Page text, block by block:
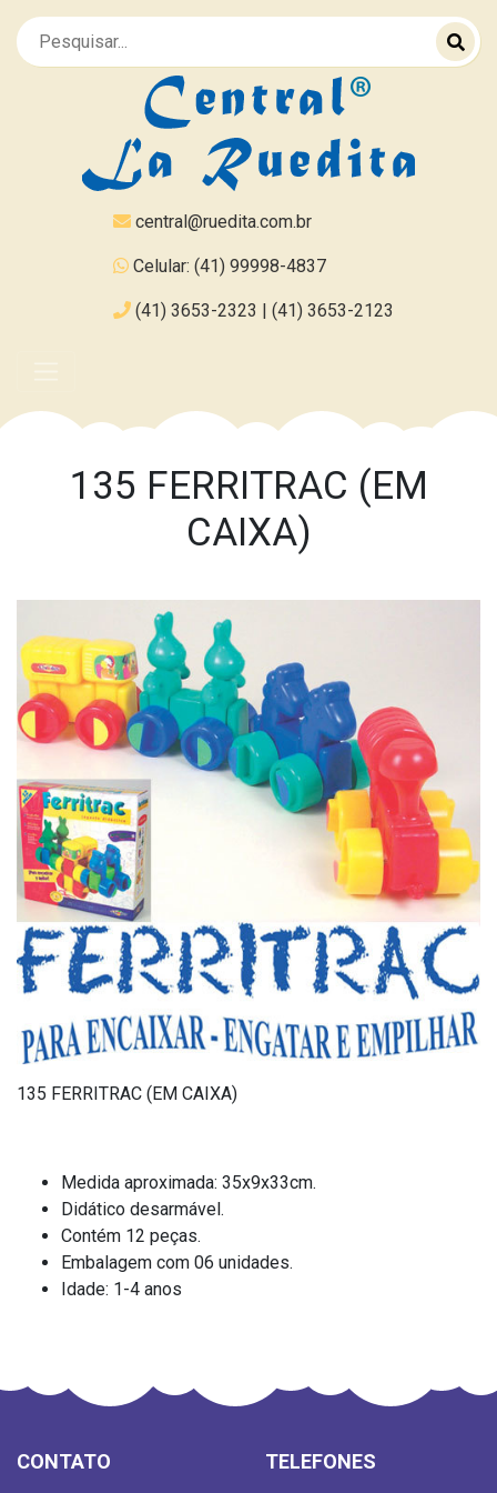
central@ruedita.com.br
Celular: (41) 99998-4837
(41) 3653-2323 | (41) 3653-2123
135 FERRITRAC (EM
CAIXA)
135 FERRITRAC (EM CAIXA)
Medida aproximada: 35x9x33cm.
Didático desarmável.
Contém 12 peças.
Embalagem com 06 unidades.
Idade: 1-4 anos
CONTATO TELEFONES